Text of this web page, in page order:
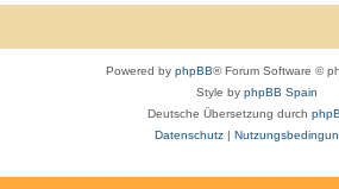
Powered by phpBB® Forum Software ©
Style by phpBB Spain
Deutsche Übersetzung durch
Datenschutz|